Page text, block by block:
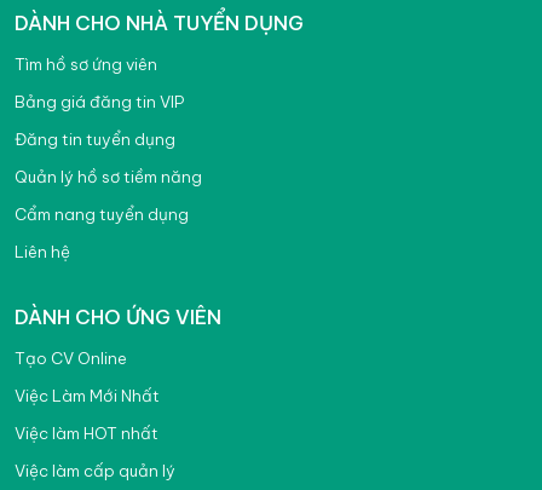
DÀNH CHO NHÀ TUYỂN DỤNG
Tìm hồ sơ ứng viên
Bảng giá đăng tin VIP
Đăng tin tuyển dụng
Quản lý hồ sơ tiềm năng
Cẩm nang tuyển dụng
Liên hệ
DÀNH CHO ỨNG VIÊN
Tạo CV Online
Việc Làm Mới Nhất
Việc làm HOT nhất
Việc làm cấp quản lý